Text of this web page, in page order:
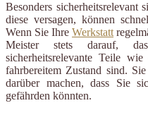
Besonders sicherheitsrelevant
diese versagen, können
Wenn Sie Ihre Werkstatt
Meister stets darauf,
sicherheitsrelevante Teile
fahrbereitem Zustand sind.
darüber machen, dass Sie
gefährden könnten.